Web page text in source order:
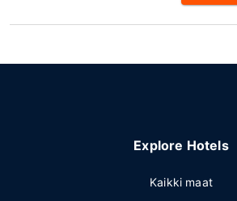
Explore Hotels
Kaikki maat